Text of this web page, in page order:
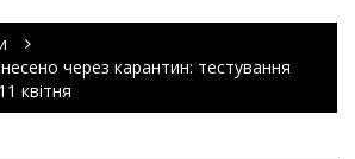
через карантин: тестування
квітня